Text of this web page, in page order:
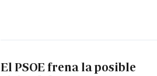
El PSOE frena la posible